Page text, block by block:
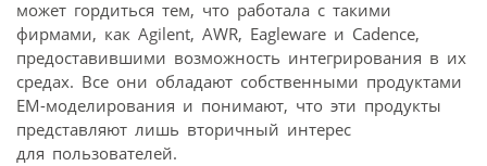
может гордиться тем, что работала с такими
фирмами, как Agilent, AWR, Eagleware и Cadence,
предоставившими возможность интегрирования в их
средах. Все они обладают собственными продуктами
EM-моделирования и понимают, что эти продукты
представляют лишь вторичный интерес
для пользователей.